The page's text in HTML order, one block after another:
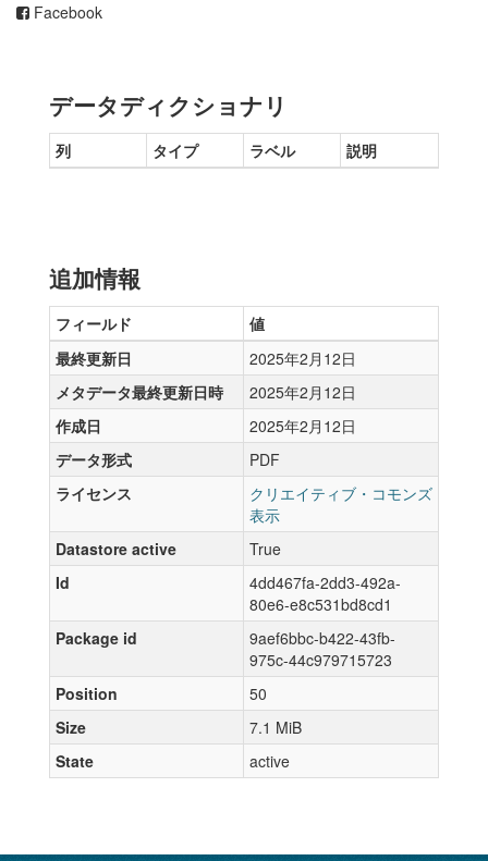
Facebook
データディクショナリ
列 タイプ ラベル 説明
追加情報
フィールド
値
最終更新日
2025年2月12日
メタデータ最終更新日時
2025年2月12日
作成日
2025年2月12日
データ形式
PDF
ライセンス
クリエイティブ・コモンズ
表示
Datastore active
True
Id
4dd467fa-2dd3-492a-
80e6-e8c531bd8cd1
Package id
9aef6bbc-b422-43fb-
975c-44c979715723
Position
50
Size
7.1 MiB
State
active